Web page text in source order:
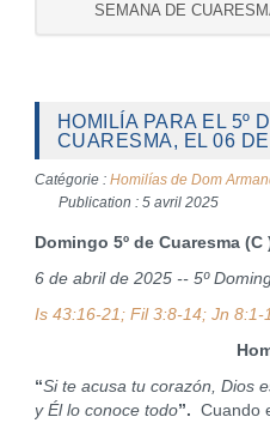
SEMANA DE
HOMILÍA PARA EL 5º
CUARESMA, EL 06
Catégorie : Homilías de Dom
Publication : 5 avril 2025
Domingo 5º de Cuaresma (C
6 de abril de 2025 -- 5º
Is 43:16-21; Fil 3:8-14; Jn 8:1-
“Si te acusa tu corazón, Dios
y Él lo conoce todo”. Cuando